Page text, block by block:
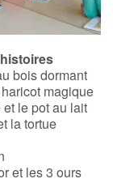
bois dormant
magique
le pot au lait
la tortue
et les 3 ours